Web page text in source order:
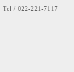
Tel / 022-221-7117